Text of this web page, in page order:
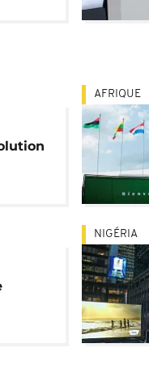
AFRIQUE
NIGÉRIA